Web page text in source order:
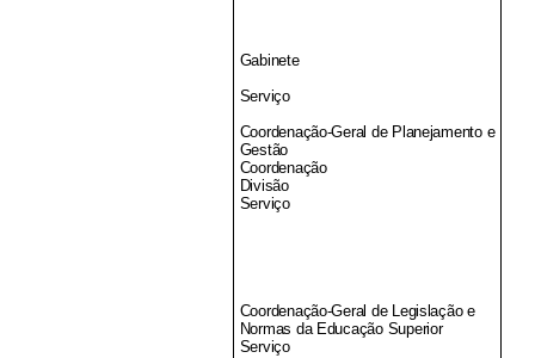
Gabinete
Serviço
Coordenação-Geral de Planejamento e
Gestão
Coordenação
Divisão
Serviço
Coordenação-Geral de Legislação e
Normas da Educação Superior
Serviço